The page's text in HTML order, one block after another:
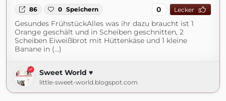
86 0 Speichern 0 Lecker
Gesundes FrühstückAlles was ihr dazu braucht ist 1
Orange geschält und in Scheiben geschnitten, 2
Scheiben Eiweißbrot mit Hüttenkäse und 1 kleine
Banane in (...)
Sweet World ♥
little-sweet-world.blogspot.com